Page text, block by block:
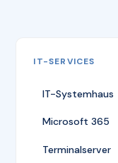
IT-SERVICES
IT-Systemhaus
Microsoft 365
Terminalserver